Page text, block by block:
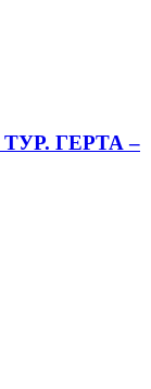
ГЕРТА –